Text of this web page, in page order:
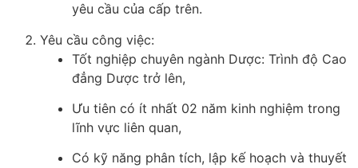
yêu cầu của cấp trên.
Yêu cầu công việc:
Tốt nghiệp chuyên ngành Dược: Trình độ Cao
đẳng Dược trở lên,
Ưu tiên có ít nhất 02 năm kinh nghiệm trong
lĩnh vực liên quan,
Có kỹ năng phân tích, lập kế hoạch và thuyết